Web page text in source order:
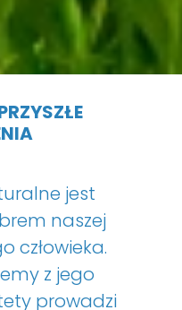
jest
naszej
człowieka.
z jego
prowadzi